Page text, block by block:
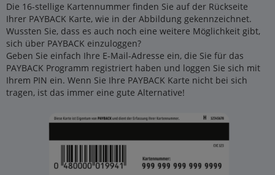
Die 16-stellige Kartennummer finden Sie auf der Rückseite
Ihrer PAYBACK Karte, wie in der Abbildung gekennzeichnet.
Wussten Sie, dass es auch noch eine weitere Möglichkeit gibt,
sich über PAYBACK einzuloggen?
Geben Sie einfach Ihre E-Mail-Adresse ein, die Sie für das
PAYBACK Programm registriert haben und loggen Sie sich mit
Ihrem PIN ein. Wenn Sie Ihre PAYBACK Karte nicht bei sich
tragen, ist das immer eine gute Alternative!